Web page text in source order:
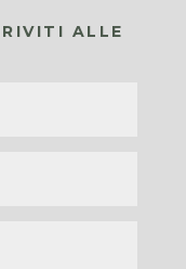
ALLE